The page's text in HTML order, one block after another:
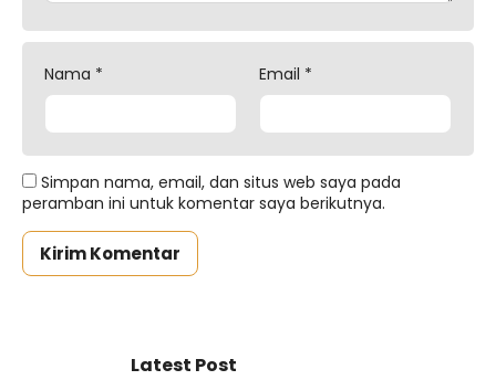
Nama * Email *
Simpan nama, email, dan situs web saya pada
peramban ini untuk komentar saya berikutnya.
Latest Post